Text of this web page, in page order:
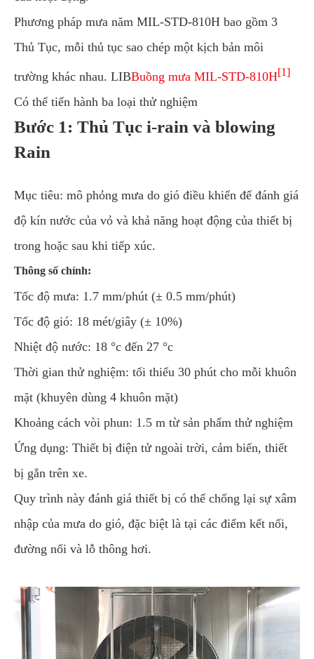
Phương pháp mưa năm MIL-STD-810H bao gồm 3
Thủ Tục, mỗi thủ tục sao chép một kịch bản môi
trường khác nhau. LIBBuồng mưa MIL-STD-810H[1]
Có thể tiến hành ba loại thử nghiệm
Bước 1: Thủ Tục i-rain và blowing
Rain
Mục tiêu: mô phỏng mưa do gió điều khiển để đánh giá
độ kín nước của vỏ và khả năng hoạt động của thiết bị
trong hoặc sau khi tiếp xúc.
Thông số chính:
Tốc độ mưa: 1.7 mm/phút (± 0.5 mm/phút)
Tốc độ gió: 18 mét/giây (± 10%)
Nhiệt độ nước: 18 °c đến 27 °c
Thời gian thử nghiệm: tối thiểu 30 phút cho mỗi khuôn
mặt (khuyên dùng 4 khuôn mặt)
Khoảng cách vòi phun: 1.5 m từ sản phẩm thử nghiệm
Ứng dụng: Thiết bị điện tử ngoài trời, cảm biến, thiết
bị gắn trên xe.
Quy trình này đánh giá thiết bị có thể chống lại sự xâm
nhập của mưa do gió, đặc biệt là tại các điểm kết nối,
đường nối và lỗ thông hơi.